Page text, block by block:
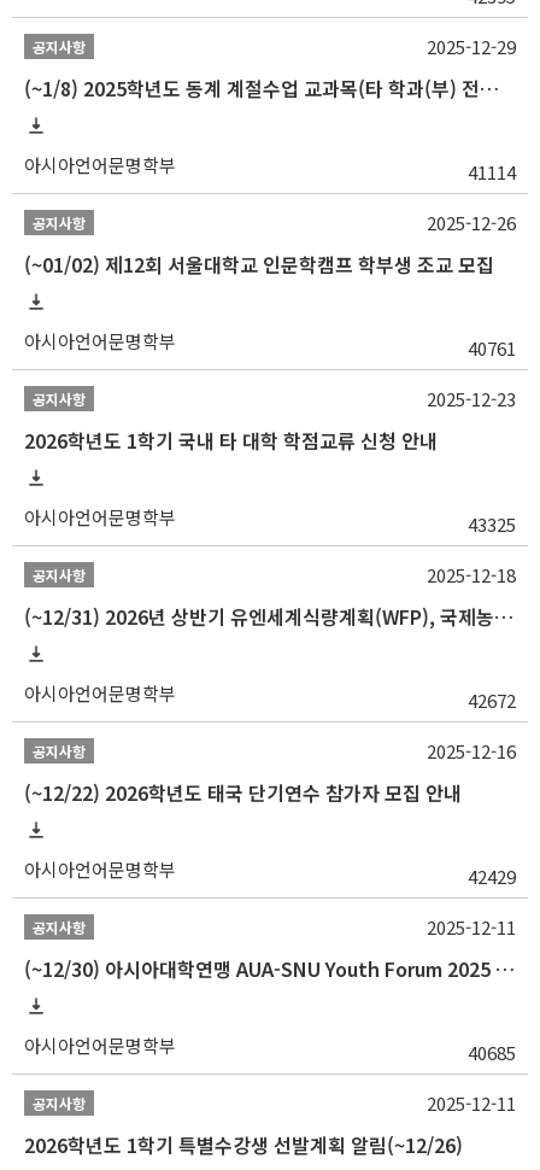
공지사항
(~1/8) 2025학년도 동계 계절수업 교과목(타 학과(부) 전공 및 교양) 성적평가방법 선택제 신청 안내
아시아언어문명학부 41114
2025-12-29
공지사항
(~01/02) 제12회 서울대학교 인문학캠프 학부생 조교 모집
아시아언어문명학부 40761
2025-12-26
공지사항
2026학년도 1학기 국내 타 대학 학점교류 신청 안내
아시아언어문명학부 43325
2025-12-23
공지사항
(~12/31) 2026년 상반기 유엔세계식량계획(WFP), 국제농업개발기금(IFAD) 및 유엔아동기금(UNICEF) 인턴십 프로그램 참가자 모집
아시아언어문명학부 42672
2025-12-18
공지사항
(~12/22) 2026학년도 태국 단기연수 참가자 모집 안내
아시아언어문명학부 42429
2025-12-16
공지사항
(~12/30) 아시아대학연맹 AUA-SNU Youth Forum 2025 참가자 선발 안내
아시아언어문명학부 40685
2025-12-11
공지사항
2026학년도 1학기 특별수강생 선발계획 알림(~12/26)
2025-12-11